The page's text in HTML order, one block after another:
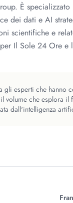
È
dei dati e AI
scientifiche e
Il Sole 24 Ore e
gli esperti che hanno
volume che esplora il
dall'intelligenza